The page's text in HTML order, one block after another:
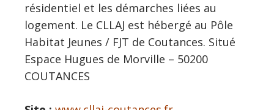
résidentiel et les démarches liées au
logement. Le CLLAJ est hébergé au Pôle
Habitat Jeunes / FJT de Coutances. Situé
Espace Hugues de Morville – 50200
COUTANCES